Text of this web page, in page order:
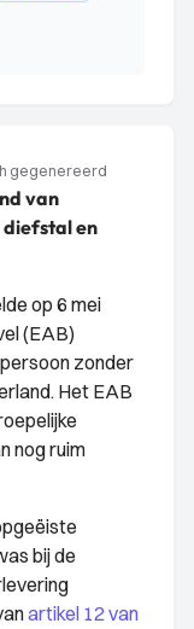
gegenereerd
van
diefstal en
op 6 mei
(EAB)
zonder
Het EAB
nog ruim
bij de
artikel 12 van